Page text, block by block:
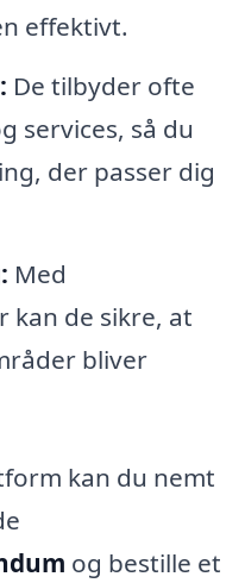
effektivt.
De tilbyder ofte
services, så du
der passer dig
Med
kan de sikre, at
bliver
kan du nemt
og bestille et